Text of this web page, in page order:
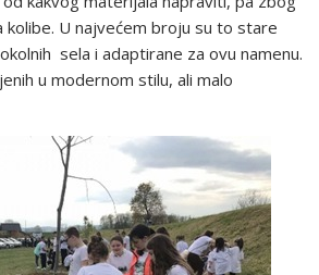
kolibe. U najvećem broju su to stare
sela i adaptirane za ovu namenu.
u modernom stilu, ali malo